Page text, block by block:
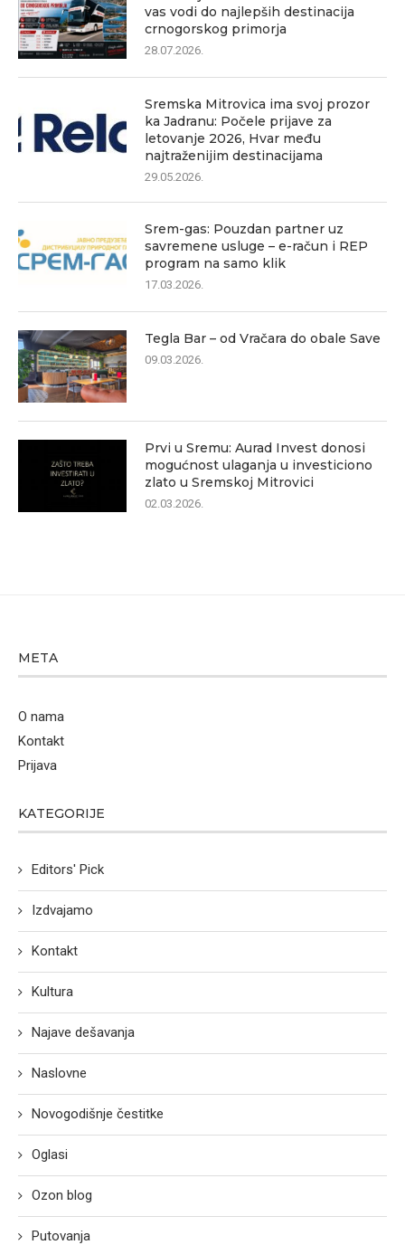
vas vodi do najlepših destinacija
crnogorskog primorja
28.07.2026.
Sremska Mitrovica ima svoj prozor
ka Jadranu: Počele prijave za
letovanje 2026, Hvar među
najtraženijim destinacijama
29.05.2026.
Srem-gas: Pouzdan partner uz
savremene usluge – e-račun i REP
program na samo klik
17.03.2026.
Tegla Bar – od Vračara do obale Save
09.03.2026.
Prvi u Sremu: Aurad Invest donosi
mogućnost ulaganja u investiciono
zlato u Sremskoj Mitrovici
02.03.2026.
META
O nama
Kontakt
Prijava
KATEGORIJE
Editors' Pick
Izdvajamo
Kontakt
Kultura
Najave dešavanja
Naslovne
Novogodišnje čestitke
Oglasi
Ozon blog
Putovanja